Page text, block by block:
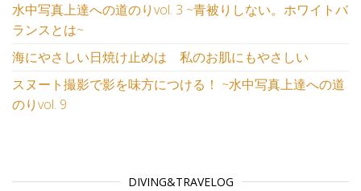
水中写真上達への道のりvol. 3 ~青被りしない。ホワイトバ
ランスとは~
海にやさしい日焼け止めは 私のお肌にもやさしい
スヌート撮影で影を味方につける！ ~水中写真上達への道
のりvol. 9
DIVING&TRAVELOG